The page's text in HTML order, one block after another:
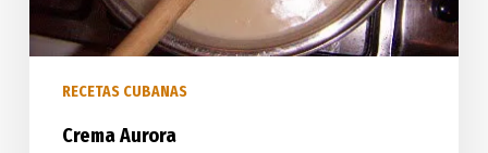
RECETAS CUBANAS
Crema Aurora